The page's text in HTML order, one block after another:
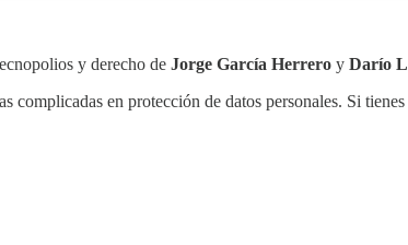
y derecho de Jorge García Herrero y Darío
complicadas en protección de datos personales. Si